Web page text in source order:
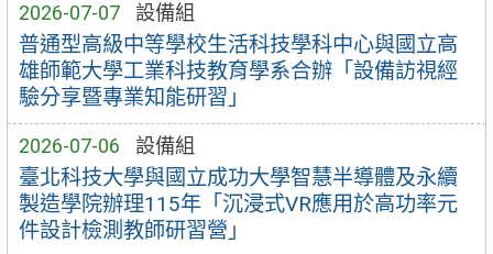
2026-07-07 設備組
普通型高級中等學校生活科技學科中心與國立高
雄師範大學工業科技教育學系合辦「設備訪視經
驗分享暨專業知能研習」
2026-07-06 設備組
臺北科技大學與國立成功大學智慧半導體及永續
製造學院辦理115年「沉浸式VR應用於高功率元
件設計檢測教師研習營」